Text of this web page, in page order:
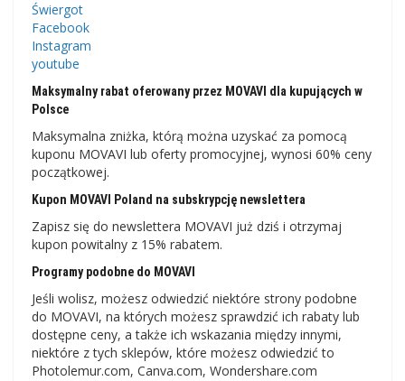
Świergot
Facebook
Instagram
youtube
Maksymalny rabat oferowany przez MOVAVI dla kupujących w
Polsce
Maksymalna zniżka, którą można uzyskać za pomocą
kuponu MOVAVI lub oferty promocyjnej, wynosi 60% ceny
początkowej.
Kupon MOVAVI Poland na subskrypcję newslettera
Zapisz się do newslettera MOVAVI już dziś i otrzymaj
kupon powitalny z 15% rabatem.
Programy podobne do MOVAVI
Jeśli wolisz, możesz odwiedzić niektóre strony podobne
do MOVAVI, na których możesz sprawdzić ich rabaty lub
dostępne ceny, a także ich wskazania między innymi,
niektóre z tych sklepów, które możesz odwiedzić to
Photolemur.com, Canva.com, Wondershare.com